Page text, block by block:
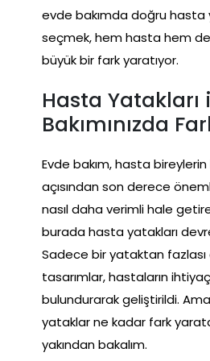
evde bakımda doğru hasta
seçmek, hem hasta hem
büyük bir fark yaratıyor.
Hasta Yatakları
Bakımınızda
Evde bakım, hasta bireylerin
açısından son derece
nasıl daha verimli hale
burada hasta yatakları
Sadece bir yataktan
tasarımlar, hastaların
bulundurarak geliştirildi.
yataklar ne kadar fark
yakından bakalım.